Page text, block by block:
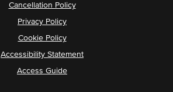
Cancellation Policy
Privacy Policy
Cookie Policy
Accessibility Statement
Access Guide